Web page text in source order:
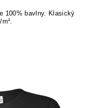
100% bavlny. Klasický